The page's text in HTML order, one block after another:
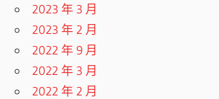
2023 年 3 月
2023 年 2 月
2022 年 9 月
2022 年 3 月
2022 年 2 月